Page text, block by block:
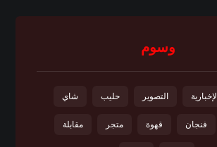
وسوم
الإخبارية التصوير حليب شاي
فنجان قهوة متجر مقابلة